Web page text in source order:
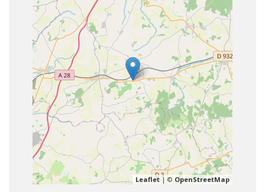
Leaflet | © OpenStreetMap